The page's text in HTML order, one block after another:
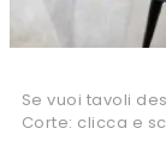
Se vuoi tavoli
Corte: clicca e